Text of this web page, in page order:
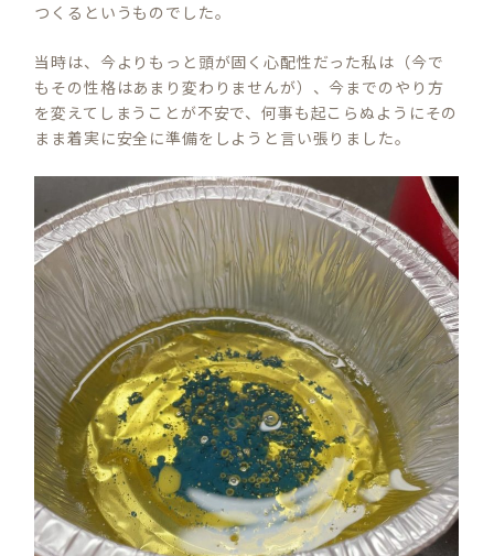
つくるというものでした。
当時は、今よりもっと頭が固く心配性だった私は（今で
もその性格はあまり変わりませんが）、今までのやり方
を変えてしまうことが不安で、何事も起こらぬようにその
まま着実に安全に準備をしようと言い張りました。